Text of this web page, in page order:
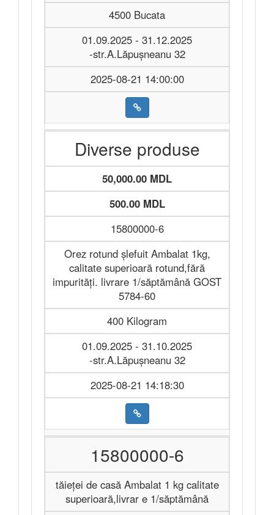
4500 Bucata
01.09.2025 - 31.12.2025
-str.A.Lăpușneanu 32
2025-08-21 14:00:00
Diverse produse
50,000.00 MDL
500.00 MDL
15800000-6
Orez rotund șlefuit Ambalat 1kg,
calitate superioară rotund,fără
impurităţi. livrare 1/săptămână GOST
5784-60
400 Kilogram
01.09.2025 - 31.10.2025
-str.A.Lăpușneanu 32
2025-08-21 14:18:30
15800000-6
tăieței de casă Ambalat 1 kg calitate
superioară,livrar e 1/săptămână